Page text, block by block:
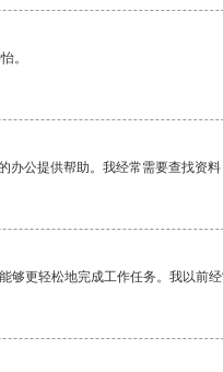
。
公提供帮助。我经常需要查找资
够更轻松地完成工作任务。我以前